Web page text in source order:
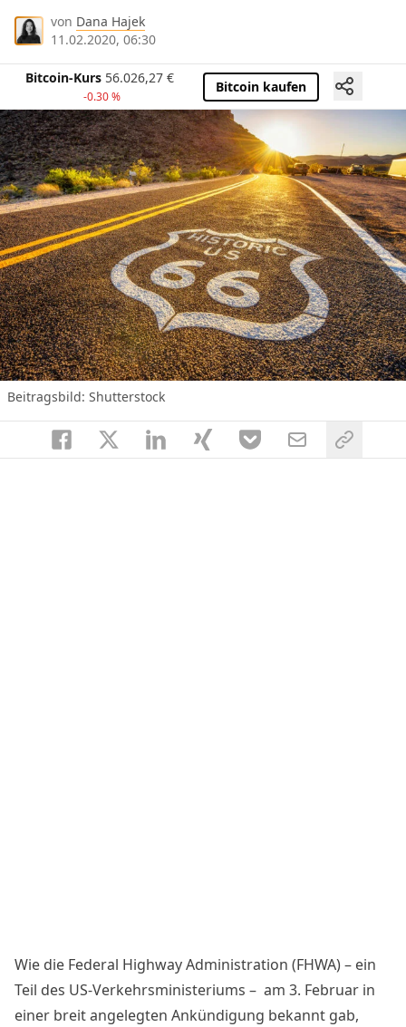
von Dana Hajek
11.02.2020, 06:30
Bitcoin-Kurs 56.026,27 €
-0.30 %
Bitcoin kaufen
Beitragsbild: Shutterstock
Wie die Federal Highway Administration (FHWA) – ein
Teil des US-Verkehrsministeriums – am 3. Februar in
einer breit angelegten Ankündigung bekannt gab,